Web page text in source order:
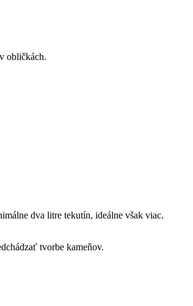
obličkách.
dva litre tekutín, ideálne však viac.
tvorbe kameňov.